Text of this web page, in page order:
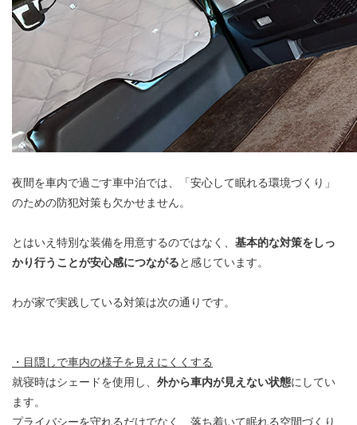
夜間を車内で過ごす車中泊では、「安心して眠れる環境づくり」
のための防犯対策も欠かせません。
とはいえ特別な装備を用意するのではなく、 基本的な対策をしっ
かり行うことが安心感につながると感じています。
わが家で実践している対策は次の通りです。
・目隠しで車内の様子を見えにくくする
就寝時はシェードを使用し、 外から車内が見えない状態にしてい
ます。
プライバシーを守れるだけでなく、落ち着いて眠れる空間づくり